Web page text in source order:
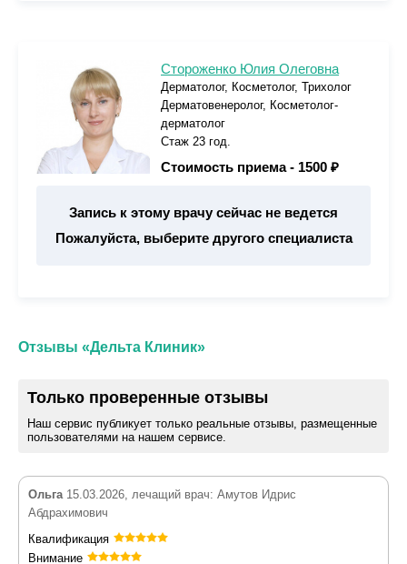
Стороженко Юлия Олеговна
Дерматолог, Косметолог, Трихолог
Дерматовенеролог, Косметолог-
дерматолог
Стаж 23 год.
Стоимость приема - 1500 ₽
Запись к этому врачу сейчас не ведется
Пожалуйста, выберите другого специалиста
Отзывы «Дельта Клиник»
Только проверенные отзывы
Наш сервис публикует только реальные отзывы, размещенные
пользователями на нашем сервисе.
Ольга15.03.2026, лечащий врач: Амутов Идрис
Абдрахимович
Квалификация
Внимание